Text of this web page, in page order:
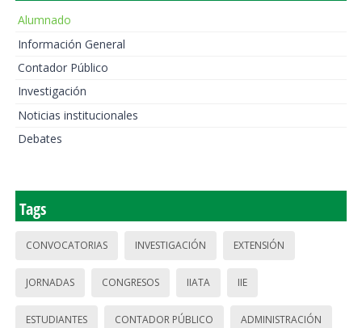
Alumnado
Información General
Contador Público
Investigación
Noticias institucionales
Debates
Tags
CONVOCATORIAS INVESTIGACIÓN EXTENSIÓN
JORNADAS CONGRESOS IIATA IIE
ESTUDIANTES CONTADOR PÚBLICO ADMINISTRACIÓN